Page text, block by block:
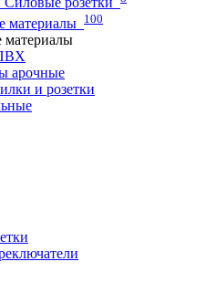
материалы 100
материалы
арочные
и розетки